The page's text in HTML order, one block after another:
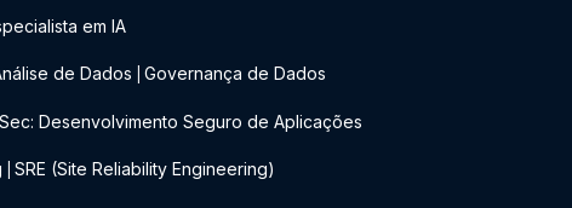
em IA
de Dados Governança de Dados
Desenvolvimento Seguro de Aplicações
SRE (Site Reliability Engineering)